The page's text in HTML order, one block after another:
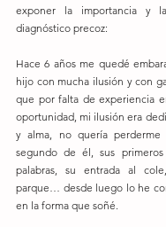
exponer la importancia y
diagnóstico precoz:
Hace 6 años me quedé
hijo con mucha ilusión y con
que por falta de experiencia
oportunidad, mi ilusión era
y alma, no quería perderme
segundo de él, sus primeros
palabras, su entrada al
parque… desde luego lo he
en la forma que soñé.